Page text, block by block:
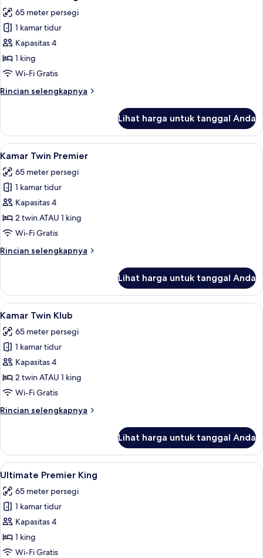
foto
untuk
Club
Premier
King
65 meter persegi
1 kamar tidur
Kapasitas 4
1 king
Wi-Fi Gratis
Rincian selengkapnya
Rincian
Club
Premier
King
Lihat harga untuk tanggal Anda
Lihat
semua
foto
untuk
Kamar
Twin
Premier
1 kamar tidur, seprai premium,
11
Kamar Twin Premier
65 meter persegi
1 kamar tidur
Kapasitas 4
2 twin ATAU 1 king
Wi-Fi Gratis
Rincian selengkapnya
Rincian
Kamar
Twin
Premier
Lihat harga untuk tanggal Anda
Lihat
semua
foto
untuk
Kamar
Twin
Klub
13
Kamar Twin Klub
65 meter persegi
1 kamar tidur
Kapasitas 4
2 twin ATAU 1 king
Wi-Fi Gratis
Rincian selengkapnya
Rincian
Kamar
Twin
Klub
Lihat harga untuk tanggal Anda
Lihat
semua
foto
untuk
Ultimate
Premier
King
1 kamar tidur, seprai premium,
10
Ultimate Premier King
65 meter persegi
1 kamar tidur
Kapasitas 4
1 king
Wi-Fi Gratis